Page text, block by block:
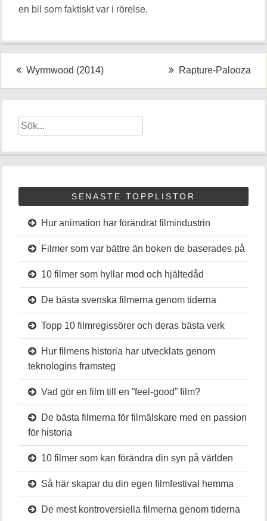
en bil som faktiskt var i rörelse.
Inläggsnavigering
Wyrmwood (2014) Rapture-Palooza
SENASTE TOPPLISTOR
Hur animation har förändrat filmindustrin
Filmer som var bättre än boken de baserades på
10 filmer som hyllar mod och hjältedåd
De bästa svenska filmerna genom tiderna
Topp 10 filmregissörer och deras bästa verk
Hur filmens historia har utvecklats genom
teknologins framsteg
Vad gör en film till en ”feel-good” film?
De bästa filmerna för filmälskare med en passion
för historia
10 filmer som kan förändra din syn på världen
Så här skapar du din egen filmfestival hemma
De mest kontroversiella filmerna genom tiderna